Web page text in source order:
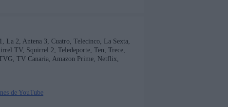
La 2, Antena 3, Cuatro, Telecinco, La Sexta,
TV, Squirrel 2, Teledeporte, Ten, Trece,
TV Canaria, Amazon Prime, Netflix,
de YouTube